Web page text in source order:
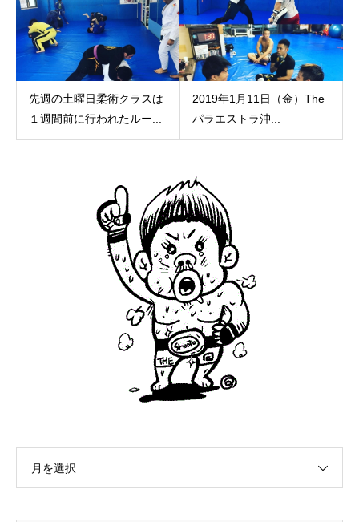
先週の土曜日柔術クラスは
１週間前に行われたルー...
2019年1月11日（金）The
パラエストラ沖...
月を選択